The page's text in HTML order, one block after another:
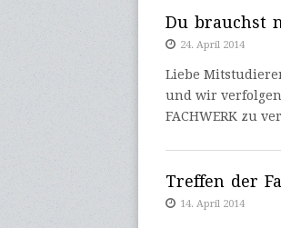
Du brauchst
24. April 2014
Liebe
und wir
FACHWERK zu
Treffen der
14. April 2014